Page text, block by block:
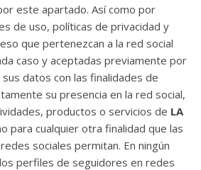
este apartado. Así como por
de uso, políticas de privacidad y
que pertenezcan a la red social
caso y aceptadas previamente por
datos con las finalidades de
su presencia en la red social,
productos o servicios de LA
para cualquier otra finalidad que las
sociales permitan. En ningún
perfiles de seguidores en redes